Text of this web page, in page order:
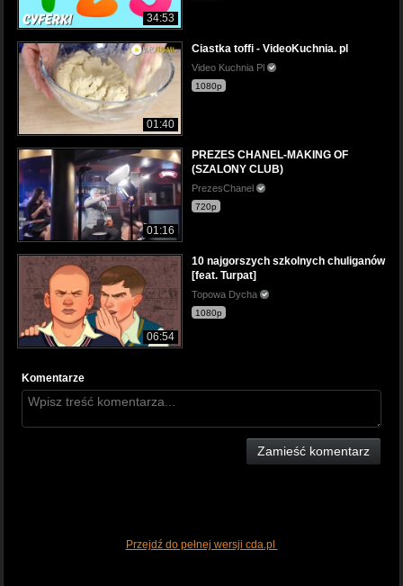
34:53
01:40
Ciastka toffi - VideoKuchnia. pl
Video Kuchnia Pl
1080p
01:16
PREZES CHANEL-MAKING OF
(SZALONY CLUB)
PrezesChanel
720p
06:54
10 najgorszych szkolnych chuliganów
[feat. Turpat]
Topowa Dycha
1080p
Komentarze
Zamieść komentarz
Przejdź do pełnej wersji cda.pl